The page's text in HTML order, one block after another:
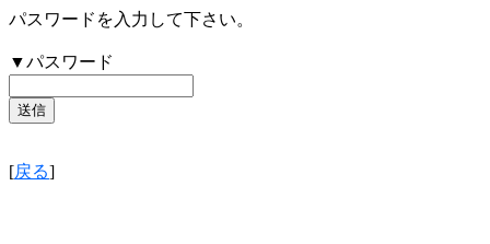
パスワードを入力して下さい。
▼パスワード
[戻る]